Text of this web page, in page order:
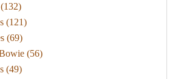
(132)
(121)
(69)
(56)
(49)